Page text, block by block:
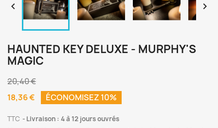
 
HAUNTED KEY DELUXE - MURPHY'S
MAGIC
20,40 €
18,36 €
ÉCONOMISEZ 10%
TTC Livraison : 4 à 12 jours ouvrés